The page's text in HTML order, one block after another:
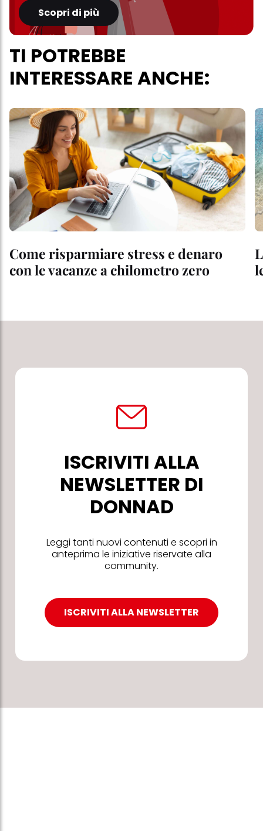
Scopri di più
TI POTREBBE
INTERESSARE ANCHE:
Come risparmiare stress e denaro
con le vacanze a chilometro zero
ISCRIVITI ALLA
NEWSLETTER DI
DONNAD
Leggi tanti nuovi contenuti e scopri in
anteprima le iniziative riservate alla
community.
ISCRIVITI ALLA NEWSLETTER